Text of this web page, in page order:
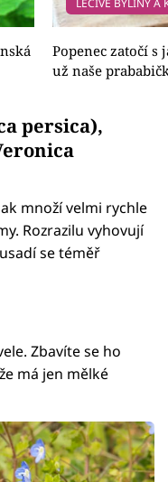
LÉČIVÉ BYLINY A
Popenec zatočí s
už naše
persica),
množí velmi rychle
Rozrazilu vyhovují
se téměř
Zbavíte se ho
má jen mělké